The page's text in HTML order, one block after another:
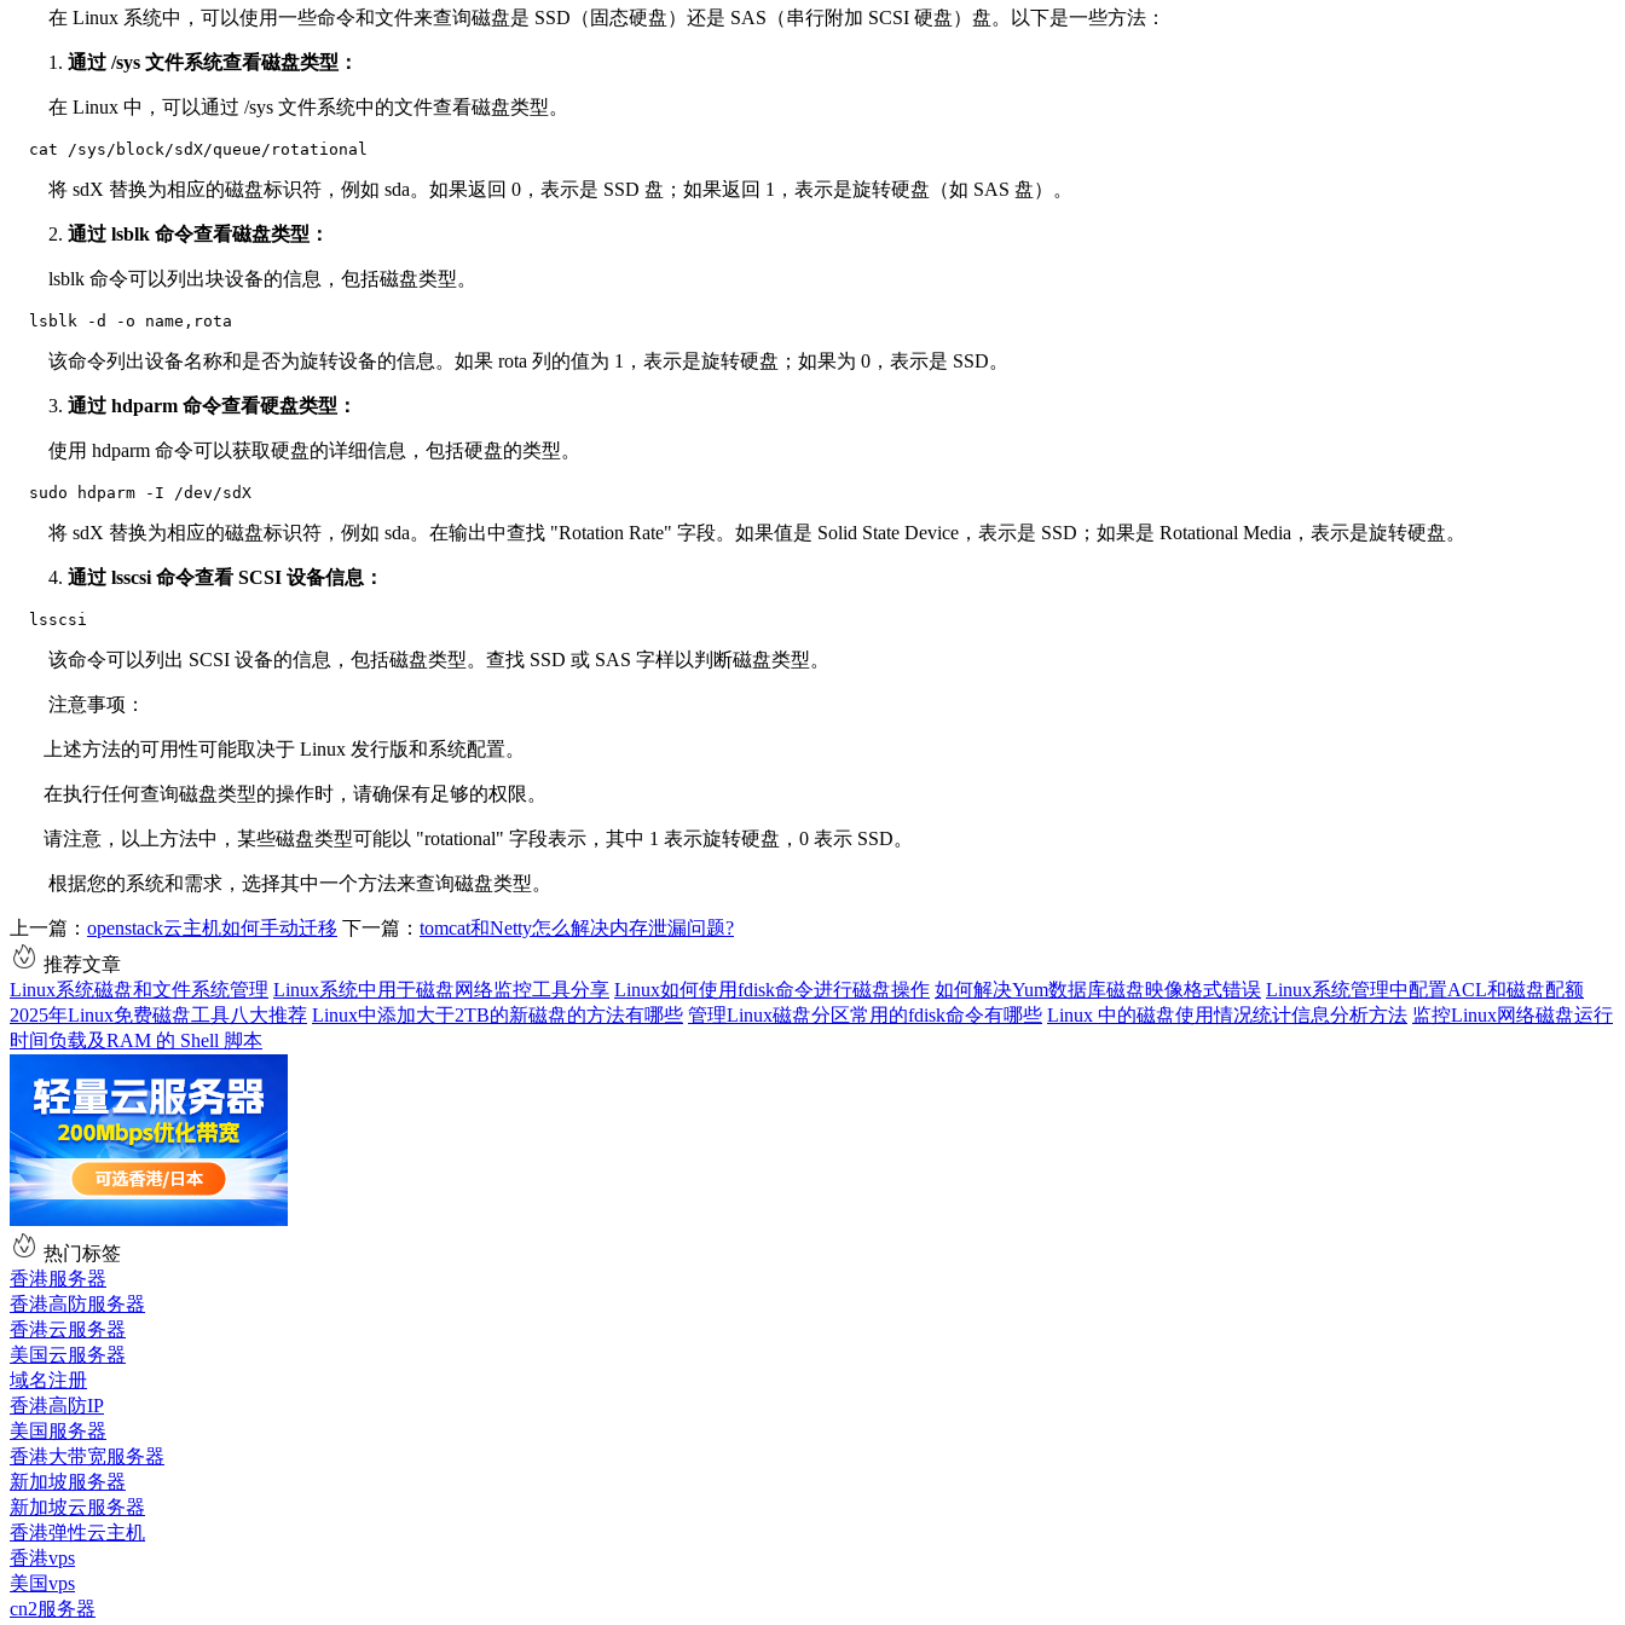
在 Linux 系统中，可以使用一些命令和文件来查询磁盘是 SSD（固态硬盘）还是 SAS（串行附加 SCSI 硬盘）盘。以下是一些方法：
1. 通过 /sys 文件系统查看磁盘类型：
在 Linux 中，可以通过 /sys 文件系统中的文件查看磁盘类型。
  cat /sys/block/sdX/queue/rotational
将 sdX 替换为相应的磁盘标识符，例如 sda。如果返回 0，表示是 SSD 盘；如果返回 1，表示是旋转硬盘（如 SAS 盘）。
2. 通过 lsblk 命令查看磁盘类型：
lsblk 命令可以列出块设备的信息，包括磁盘类型。
  lsblk -d -o name,rota
该命令列出设备名称和是否为旋转设备的信息。如果 rota 列的值为 1，表示是旋转硬盘；如果为 0，表示是 SSD。
3. 通过 hdparm 命令查看硬盘类型：
使用 hdparm 命令可以获取硬盘的详细信息，包括硬盘的类型。
  sudo hdparm -I /dev/sdX
将 sdX 替换为相应的磁盘标识符，例如 sda。在输出中查找 "Rotation Rate" 字段。如果值是 Solid State Device，表示是 SSD；如果是 Rotational Media，表示是旋转硬盘。
4. 通过 lsscsi 命令查看 SCSI 设备信息：
  lsscsi
该命令可以列出 SCSI 设备的信息，包括磁盘类型。查找 SSD 或 SAS 字样以判断磁盘类型。
注意事项：
上述方法的可用性可能取决于 Linux 发行版和系统配置。
在执行任何查询磁盘类型的操作时，请确保有足够的权限。
请注意，以上方法中，某些磁盘类型可能以 "rotational" 字段表示，其中 1 表示旋转硬盘，0 表示 SSD。
根据您的系统和需求，选择其中一个方法来查询磁盘类型。
上一篇： openstack云主机如何手动迁移 下一篇： tomcat和Netty怎么解决内存泄漏问题?
推荐文章
Linux系统磁盘和文件系统管理 Linux系统中用于磁盘网络监控工具分享 Linux如何使用fdisk命令进行磁盘操作 如何解决Yum数据库磁盘映像格式错误 Linux系统管理中配置ACL和磁盘配额
2025年Linux免费磁盘工具八大推荐 Linux中添加大于2TB的新磁盘的方法有哪些 管理Linux磁盘分区常用的fdisk命令有哪些 Linux 中的磁盘使用情况统计信息分析方法 监控Linux网络磁盘运行
时间负载及RAM 的 Shell 脚本
热门标签
香港服务器
香港高防服务器
香港云服务器
美国云服务器
域名注册
香港高防IP
美国服务器
香港大带宽服务器
新加坡服务器
新加坡云服务器
香港弹性云主机
香港vps
美国vps
cn2服务器